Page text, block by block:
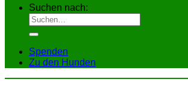
Suchen nach:
Spenden
Zu den Hunden